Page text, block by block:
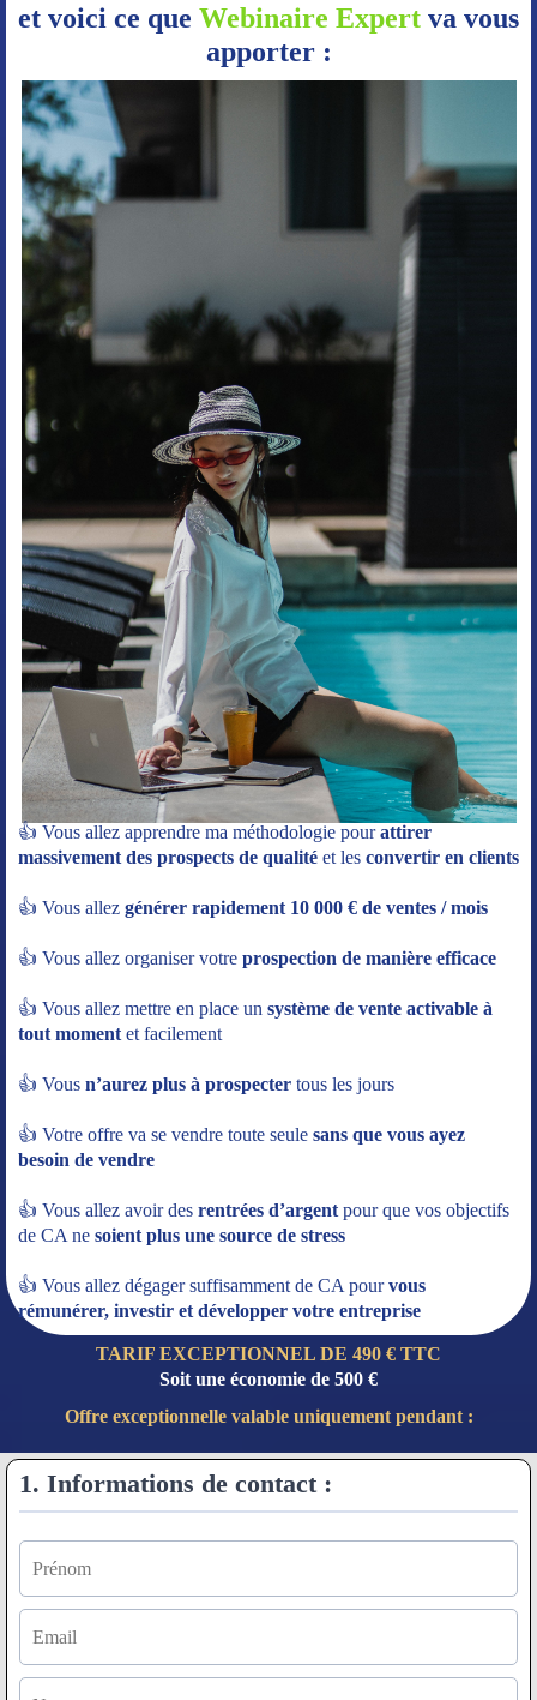
et voici ce que Webinaire Expert va vous
apporter :
👍 Vous allez apprendre ma méthodologie pourattirer
massivement des prospects de qualité et les convertir en clients
👍 Vous allez générer rapidement 10 000 € de ventes / mois
👍 Vous allez organiser votre prospection de manière efficace
👍 Vous allez mettre en place un système de vente activable à
tout moment et facilement
👍 Vous n’aurez plus à prospecter tous les jours
👍 Votre offre va se vendre toute seule sans que vous ayez
besoin de vendre
👍 Vous allez avoir des rentrées d’argent pour que vos objectifs
de CA ne soient plus une source de stress
👍 Vous allez dégager suffisamment de CA pourvous
rémunérer, investir et développer votre entreprise
TARIF EXCEPTIONNEL DE 490 € TTC
Soit une économie de 500 €
Offre exceptionnelle valable uniquement pendant :
1. Informations de contact :